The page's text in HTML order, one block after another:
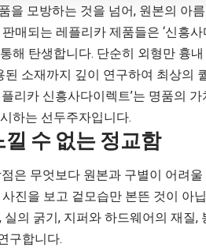
을 모방하는 것을 넘어, 원본의 아
매되는 레플리카 제품들은 ‘신흥사
해 탄생합니다. 단순히 외형만 흉
소재까지 깊이 연구하여 최상의
리카 신흥사다이렉트’는 명품의
하는 선두주자입니다.
수 없는 정교함
은 무엇보다 원본과 구별이 어려
진을 보고 겉모습만 본뜬 것이 아
의 굵기, 지퍼와 하드웨어의 재질,
구합니다.